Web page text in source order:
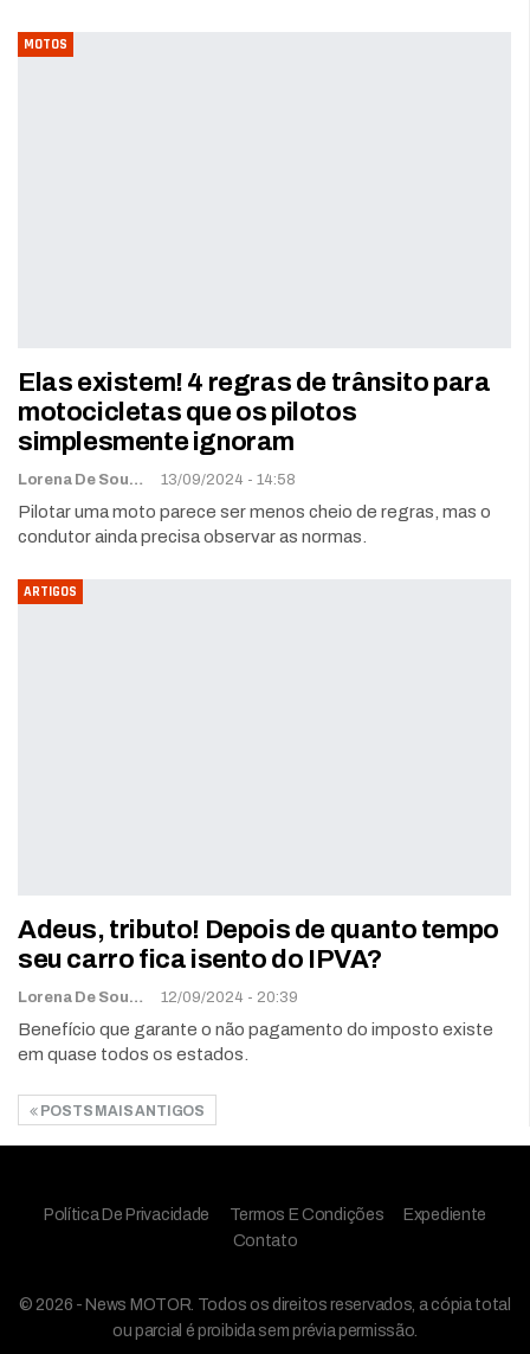
MOTOS
Elas existem! 4 regras de trânsito para
motocicletas que os pilotos
simplesmente ignoram
Lorena De Sousa 13/09/2024 - 14:58
Pilotar uma moto parece ser menos cheio de regras, mas o
condutor ainda precisa observar as normas.
ARTIGOS
Adeus, tributo! Depois de quanto tempo
seu carro fica isento do IPVA?
Lorena De Sousa 12/09/2024 - 20:39
Benefício que garante o não pagamento do imposto existe
em quase todos os estados.
POSTS MAIS ANTIGOS
Política De Privacidade Termos E Condições
Expediente
Contato
© 2026 - News MOTOR. Todos os direitos reservados, a cópia total
ou parcial é proibida sem prévia permissão.